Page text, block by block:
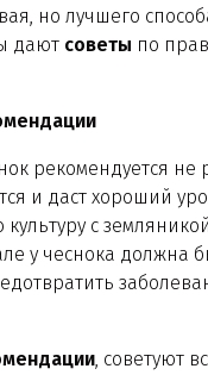
но лучшего
дают советы по
рекомендуется не
и даст хороший
с
у чеснока должна
, советуют